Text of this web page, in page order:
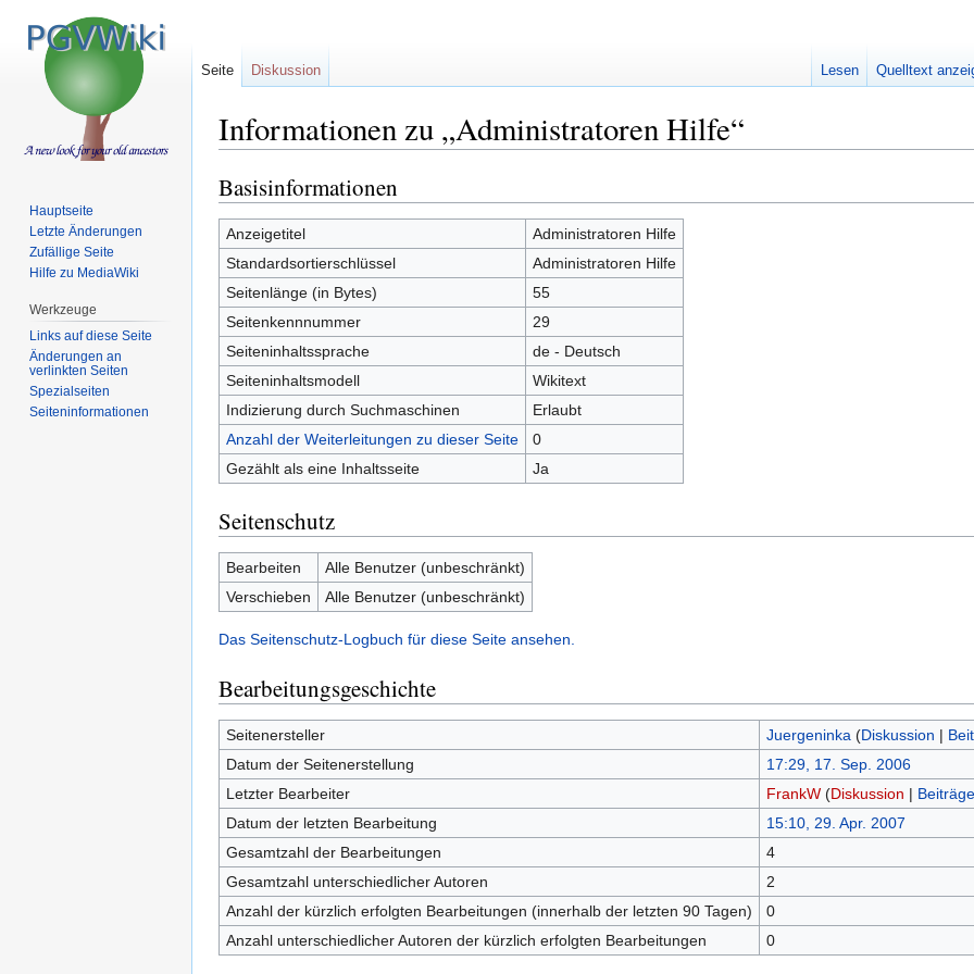
Informationen zu „Administratoren Hilfe“
Zur
Navigation
springen
Zur
Suche
springen
Basisinformationen
Anzeigetitel
Administratoren Hilfe
Standardsortierschlüssel
Administratoren Hilfe
Seitenlänge (in Bytes)
55
Seitenkennnummer
29
Seiteninhaltssprache
de - Deutsch
Seiteninhaltsmodell
Wikitext
Indizierung durch Suchmaschinen
Erlaubt
Anzahl der Weiterleitungen zu dieser Seite
0
Gezählt als eine Inhaltsseite
Ja
Seitenschutz
Bearbeiten
Alle Benutzer (unbeschränkt)
Verschieben
Alle Benutzer (unbeschränkt)
Das Seitenschutz-Logbuch für diese Seite ansehen.
Bearbeitungsgeschichte
Seitenersteller Juergeninka (Diskussion |
Datum der Seitenerstellung
17:29, 17. Sep. 2006
Letzter Bearbeiter
FrankW (Diskussion | Beiträge
Datum der letzten Bearbeitung
15:10, 29. Apr. 2007
Gesamtzahl der Bearbeitungen
4
Gesamtzahl unterschiedlicher Autoren
2
Anzahl der kürzlich erfolgten Bearbeitungen (innerhalb der letzten 90 Tagen)
0
Anzahl unterschiedlicher Autoren der kürzlich erfolgten Bearbeitungen
0
Seite Diskussion Lesen Quelltext
Hauptseite
Letzte Änderungen
Zufällige Seite
Hilfe zu MediaWiki
Werkzeuge
Links auf diese Seite
Änderungen an
verlinkten Seiten
Spezialseiten
Seiten­informationen